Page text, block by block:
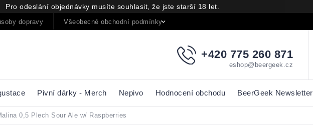
Pro odeslání objednávky musíte souhlasit, že jste starší 18 let.
dopravy Všeobecné obchodní podmínky
+420 775 260 871
eshop@beergeek.cz
Pivní dárky - Merch Nepivo Hodnocení obchodu BeerGeek Newsletter
0,5 Plech Sour Ale w/ Raspberries